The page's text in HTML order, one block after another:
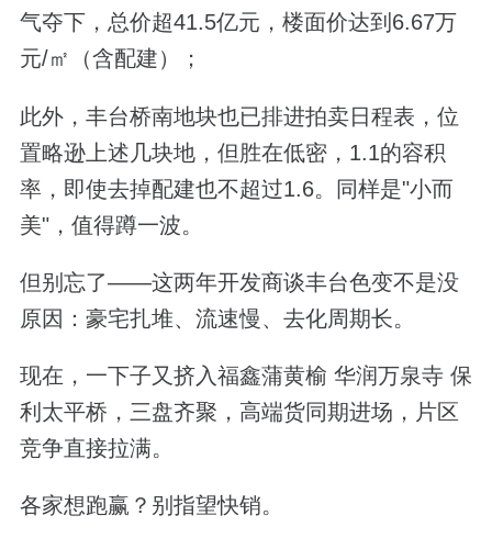
气夺下，总价超41.5亿元，楼面价达到6.67万
元/㎡（含配建）；
此外，丰台桥南地块也已排进拍卖日程表，位
置略逊上述几块地，但胜在低密，1.1的容积
率，即使去掉配建也不超过1.6。同样是"小而
美"，值得蹲一波。
但别忘了——这两年开发商谈丰台色变不是没
原因：豪宅扎堆、流速慢、去化周期长。
现在，一下子又挤入福鑫蒲黄榆 华润万泉寺 保
利太平桥，三盘齐聚，高端货同期进场，片区
竞争直接拉满。
各家想跑赢？别指望快销。